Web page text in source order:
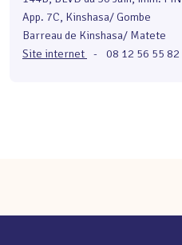
App. 7C, Kinshasa/ Gombe
Barreau de Kinshasa/ Matete
Site internet
- 08 12 56 55 82